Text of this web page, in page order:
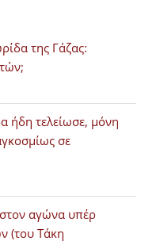
της Γάζας:
ήδη τελείωσε, μόνη
σε
αγώνα υπέρ
(του Τάκη